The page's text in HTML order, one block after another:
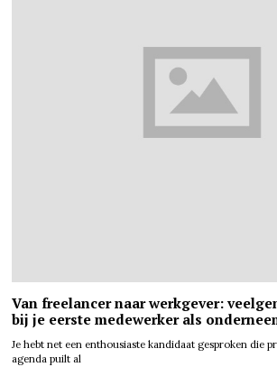
Van freelancer naar werkgever:
bij je eerste medewerker als
Je hebt net een enthousiaste kandidaat gesproken die
agenda puilt al